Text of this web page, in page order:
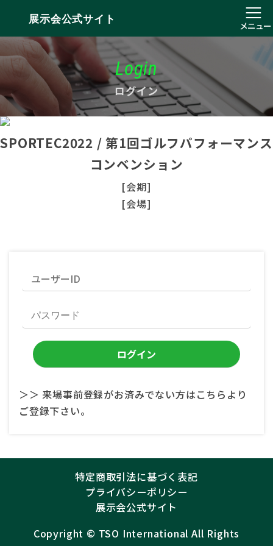
展示会公式サイト
メニュー
Login
ログイン
SPORTEC2022 / 第1回ゴルフパフォーマンス
コンベンション
[会期]
[会場]
＞＞ 来場事前登録がお済みでない方はこちらより
ご登録下さい。
特定商取引法に基づく表記
プライバシーポリシー
展示会公式サイト
Copyright ©︎ TSO International All Rights